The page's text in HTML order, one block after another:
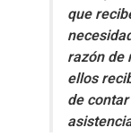
que
razón de
ellos
de